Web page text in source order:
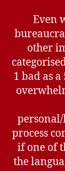
Even
other
1 bad as
process
if one of
the